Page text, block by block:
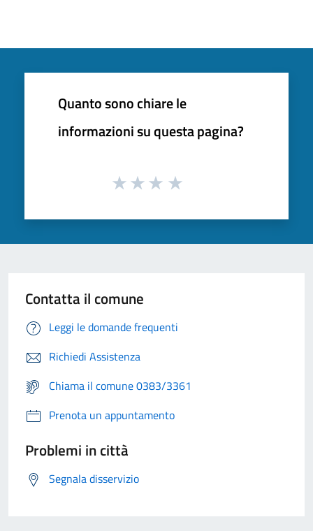
Quanto sono chiare le
informazioni su questa pagina?
Contatta il comune
Leggi le domande frequenti
Richiedi Assistenza
Chiama il comune 0383/3361
Prenota un appuntamento
Problemi in città
Segnala disservizio